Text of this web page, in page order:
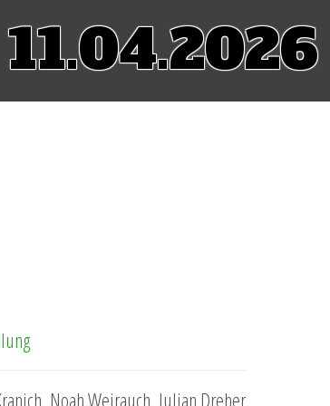
Noah Weirauch, Julian Dreher